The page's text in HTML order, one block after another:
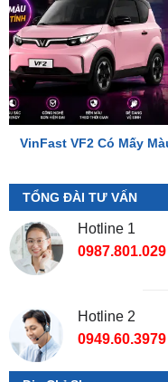
VinFast VF2 Có Mấy
TỔNG ĐÀI TƯ VẤN
Hotline 1
0987.801.029
Địa Chỉ Shop
📌 Chi Nhánh Hồ Chí